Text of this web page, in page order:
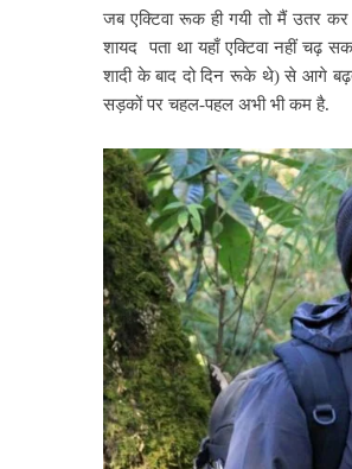
जब एक्टिवा रूक ही गयी तो मैं उतर
शायद पता था यहाँएक्टिवा नहीं चढ़
शादी के बाद दो दिन रूके थे) से आगे
सड़कों पर चहल-पहल अभी भी कम है.